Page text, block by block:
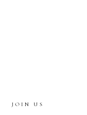
JOIN US